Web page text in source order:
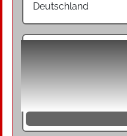
Deutschland